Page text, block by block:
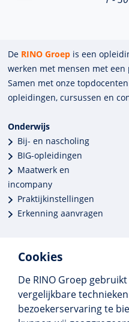
Cookies
De RINO Groep
vergelijkbare
bezoekerservaring te
De RINO Groep is een
werken met mensen met
Samen met onze
opleidingen, cursussen en
Onderwijs
Bij- en nascholing
BIG-opleidingen
Maatwerk en
incompany
Praktijkinstellingen
Erkenning aanvragen
Meer
Alle BIG-
Cedeo-erkend